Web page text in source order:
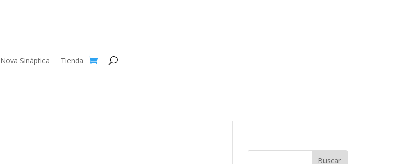
Nova Sináptica Tienda